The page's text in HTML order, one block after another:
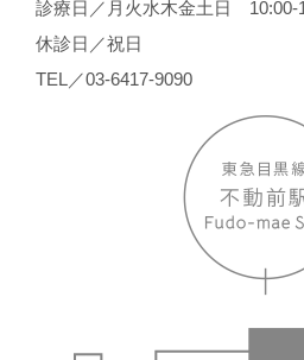
診療日／月火水木金土日 10:00-
休診日／祝日
TEL／03-6417-9090